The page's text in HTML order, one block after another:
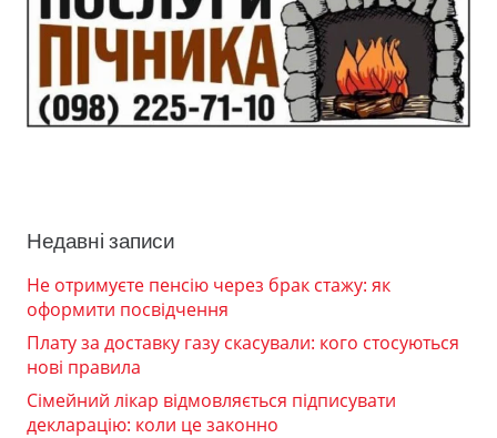
Недавні записи
Не отримуєте пенсію через брак стажу: як
оформити посвідчення
Плату за доставку газу скасували: кого стосуються
нові правила
Сімейний лікар відмовляється підписувати
декларацію: коли це законно